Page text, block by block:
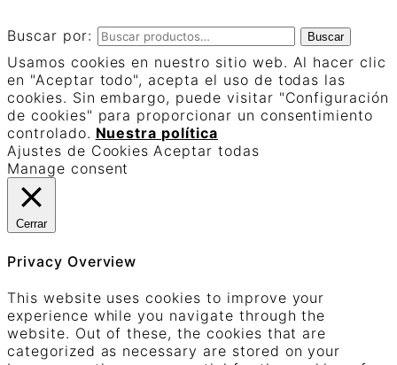
Buscar por: Buscar
Usamos cookies en nuestro sitio web. Al hacer clic
en "Aceptar todo", acepta el uso de todas las
cookies. Sin embargo, puede visitar "Configuración
de cookies" para proporcionar un consentimiento
controlado. Nuestra política
Ajustes de Cookies Aceptar todas
Manage consent
Cerrar
Privacy Overview
This website uses cookies to improve your
experience while you navigate through the
website. Out of these, the cookies that are
categorized as necessary are stored on your